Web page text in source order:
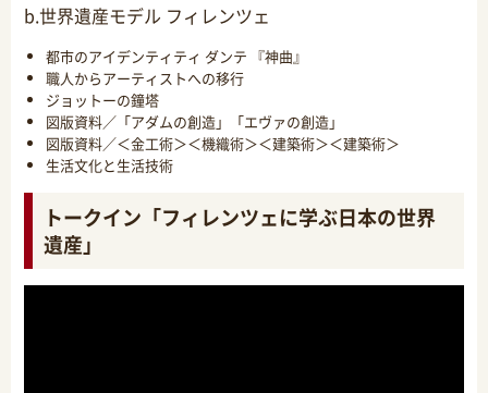
b.世界遺産モデル フィレンツェ
都市のアイデンティティ ダンテ 『神曲』
職人からアーティストへの移行
ジョットーの鐘塔
図版資料／「アダムの創造」「エヴァの創造」
図版資料／＜金工術＞＜機織術＞＜建築術＞＜建築術＞
生活文化と生活技術
トークイン「フィレンツェに学ぶ日本の世界
遺産」